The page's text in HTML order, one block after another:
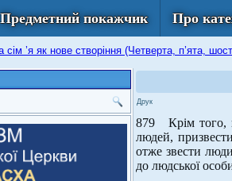
Предметний покажчик Про
сім ’я як нове створіння (Четверта, п’ята,
Друк
879 Крім того,
людей,
отже звести
до людської